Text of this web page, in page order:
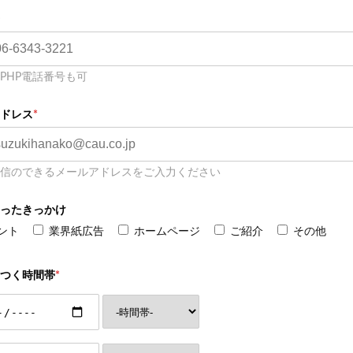
電話番号も可
レス*
のできるメールアドレスをご入力ください
たきっかけ
ト
業界紙広告 ホームページ ご紹介 その他
く時間帯*